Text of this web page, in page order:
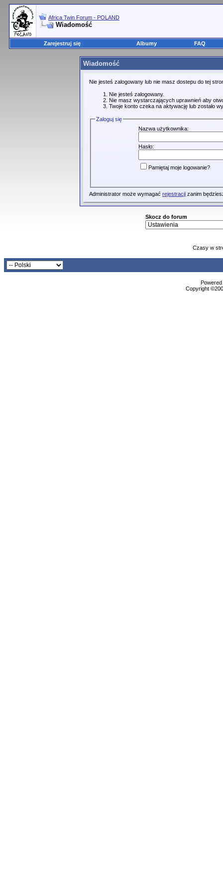
Africa Twin Forum - POLAND
Wiadomość
Zarejestruj się Albumy FAQ
Wiadomość
Nie jesteś zalogowany lub nie masz dostepu do tej
Nie jesteś zalogowany.
Nie masz wystarczających uprawnień aby
Twoje konto czeka na aktywację lub zostało
Zaloguj się
Nazwa użytkownika:
Hasło:
Pamiętaj moje logowanie?
Administrator może wymagać rejestracji zanim
Skocz do forum
Czasy w
Copyright